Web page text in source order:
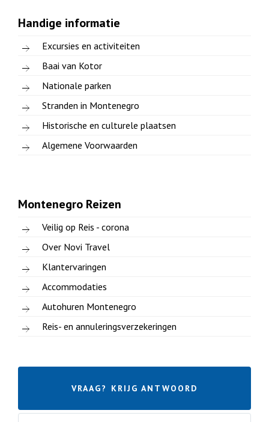
Handige informatie
Excursies en activiteiten
Baai van Kotor
Nationale parken
Stranden in Montenegro
Historische en culturele plaatsen
Algemene Voorwaarden
Montenegro Reizen
Veilig op Reis - corona
Over Novi Travel
Klantervaringen
Accommodaties
Autohuren Montenegro
Reis- en annuleringsverzekeringen
VRAAG? KRIJG ANTWOORD